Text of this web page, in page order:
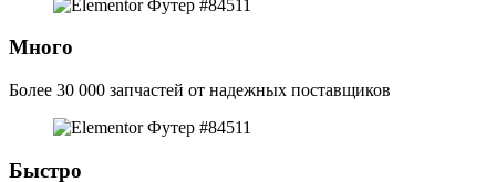
Много
Более 30 000 запчастей от надежных поставщиков
Быстро